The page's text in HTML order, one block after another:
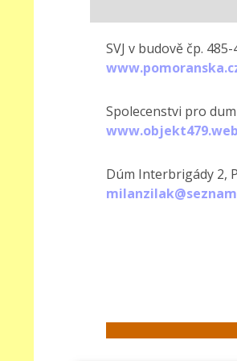
SVJ v budově čp.
Spolecenstvi pro
Dúm Interbrigády 2,